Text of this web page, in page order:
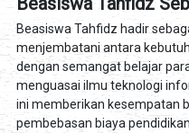
Beasiswa Tahfidz hadir
menjembatani antara
dengan semangat belajar
menguasai ilmu teknologi
ini memberikan kesempatan
pembebasan biaya